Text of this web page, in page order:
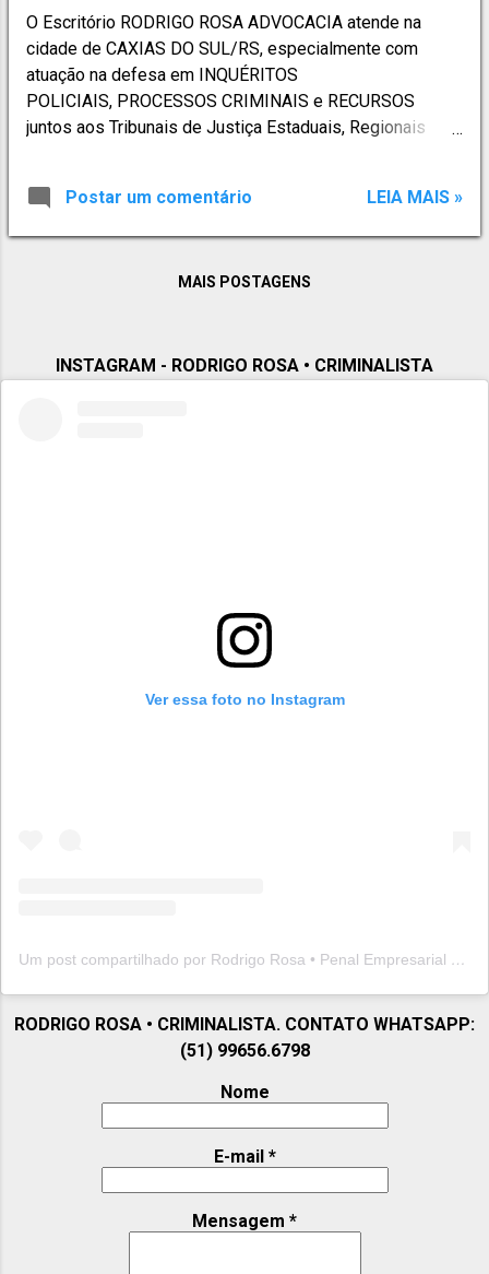
O Escritório RODRIGO ROSA ADVOCACIA atende na
cidade de CAXIAS DO SUL/RS, especialmente com
atuação na defesa em INQUÉRITOS
POLICIAIS, PROCESSOS CRIMINAIS e RECURSOS
juntos aos Tribunais de Justiça Estaduais, Regionais
através de plantão criminal 24h. ATUAÇÃO
PROFISSIONAL - DIREITO PENAL: · Ações Penais
· Acompanhamento de Recursos perante Tribunais de
escritórios · Crimes Ambientais · Crimes
Postar um comentário LEIA MAIS »
MAIS POSTAGENS
INSTAGRAM - RODRIGO ROSA • CRIMINALISTA
Ver essa foto no Instagram
Um post compartilhado por Rodrigo Rosa • Penal Empresarial (@rodrigorosapenal)
RODRIGO ROSA • CRIMINALISTA. CONTATO WHATSAPP:
(51) 99656.6798
Nome
E-mail *
Mensagem *